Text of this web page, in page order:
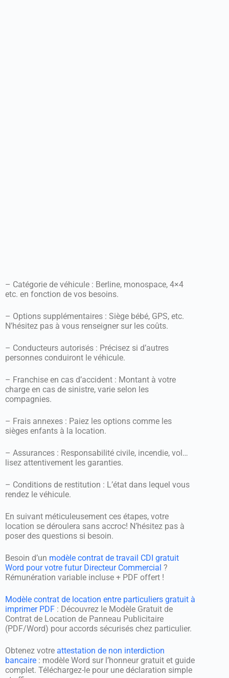
– Catégorie de véhicule : Berline, monospace, 4×4
etc. en fonction de vos besoins.
– Options supplémentaires : Siège bébé, GPS, etc.
N’hésitez pas à vous renseigner sur les coûts.
– Conducteurs autorisés : Précisez si d’autres
personnes conduiront le véhicule.
– Franchise en cas d’accident : Montant à votre
charge en cas de sinistre, varie selon les
compagnies.
– Frais annexes : Paiez les options comme les
sièges enfants à la location.
– Assurances : Responsabilité civile, incendie, vol…
lisez attentivement les garanties.
– Conditions de restitution : L’état dans lequel vous
rendez le véhicule.
En suivant méticuleusement ces étapes, votre
location se déroulera sans accroc! N’hésitez pas à
poser des questions si besoin.
Besoin d’un modèle contrat de travail CDI gratuit
Word pour votre futur Directeur Commercial ?
Rémunération variable incluse + PDF offert !
Modèle contrat de location entre particuliers gratuit à
imprimer PDF : Découvrez le Modèle Gratuit de
Contrat de Location de Panneau Publicitaire
(PDF/Word) pour accords sécurisés chez particulier.
Obtenez votre attestation de non interdiction
bancaire : modèle Word sur l’honneur gratuit et guide
complet. Téléchargez-le pour une déclaration simple